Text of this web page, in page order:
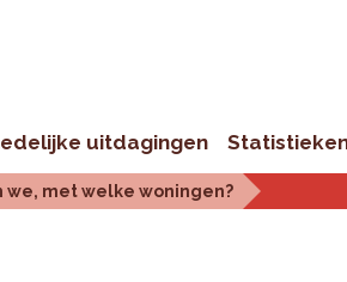
uitdagingen
we, met welke woningen?